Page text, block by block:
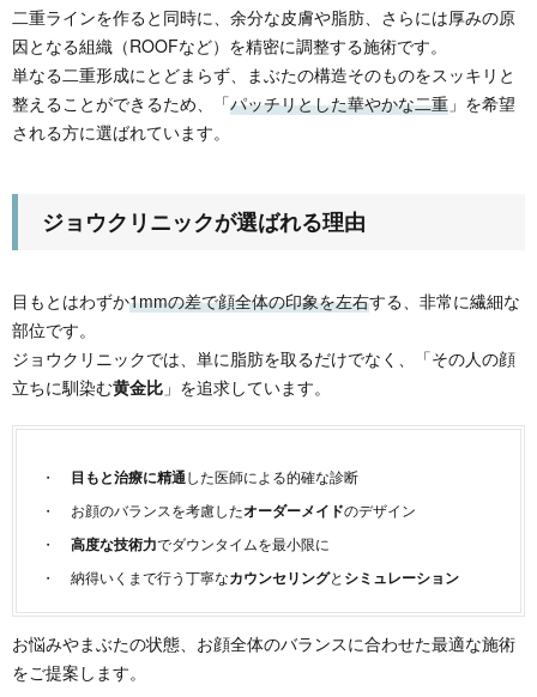
二重ラインを作ると同時に、余分な皮膚や脂肪、さらには厚みの原
因となる組織（ROOFなど）を精密に調整する施術です。
単なる二重形成にとどまらず、まぶたの構造そのものをスッキリと
整えることができるため、「パッチリとした華やかな二重 」を希望
される方に選ばれています。
ジョウクリニックが選ばれる理由
目もとはわずか1mmの差で顔全体の印象を左右する、非常に繊細な
部位です。
ジョウクリニックでは、単に脂肪を取るだけでなく、「その人の顔
立ちに馴染む黄金比 」を追求しています。
目もと治療に精通した医師による的確な診断
お顔のバランスを考慮したオーダーメイドのデザイン
高度な技術力でダウンタイムを最小限に
納得いくまで行う丁寧なカウンセリングと シミュレーション
お悩みやまぶたの状態、お顔全体のバランスに合わせた最適な施術
をご提案します。